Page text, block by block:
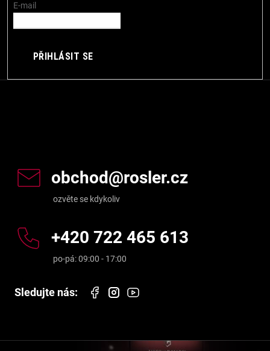
E-mail
PŘIHLÁSIT SE
obchod@rosler.cz
+420 722 465 613